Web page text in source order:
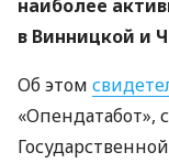
наиболее
в Винницкой и
Об этом
«Опендатабот»,